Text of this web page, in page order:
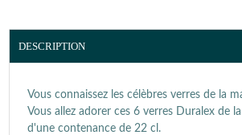
DESCRIPTION
Vous connaissez les célèbres verres de la
Vous allez adorer ces 6 verres Duralex de
d'une contenance de 22 cl.